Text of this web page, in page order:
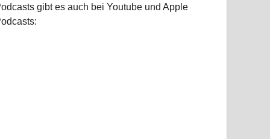
gibt es auch bei Youtube und Apple